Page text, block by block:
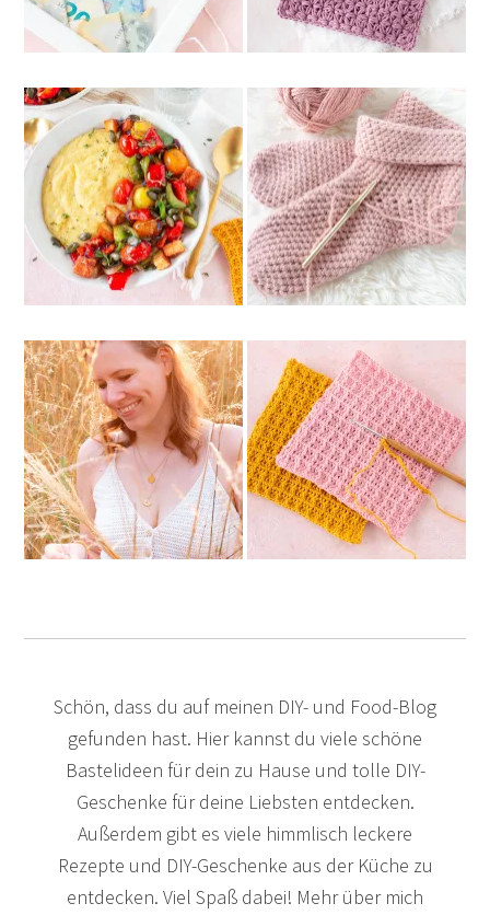
Schön, dass du auf meinen DIY- und Food-Blog
gefunden hast. Hier kannst du viele schöne
Bastelideen für dein zu Hause und tolle DIY-
Geschenke für deine Liebsten entdecken.
Außerdem gibt es viele himmlisch leckere
Rezepte und DIY-Geschenke aus der Küche zu
entdecken. Viel Spaß dabei! Mehr über mich